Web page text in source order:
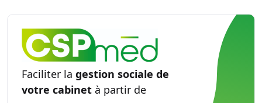
Faciliter la gestion sociale de
votre cabinet à partir de